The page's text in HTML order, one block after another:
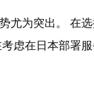
尤为突出。 在
虑在日本部署